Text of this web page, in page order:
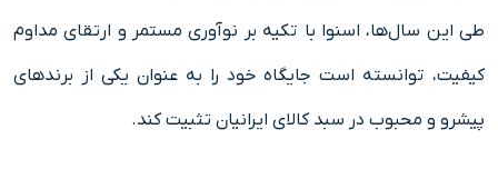
طی این سال‌ها، اسنوا با تکیه بر نوآوری مستمر و ارتقای مداوم
کیفیت، توانسته است جایگاه خود را به عنوان یکی از برندهای
پیشرو و محبوب در سبد کالای ایرانیان تثبیت کند.